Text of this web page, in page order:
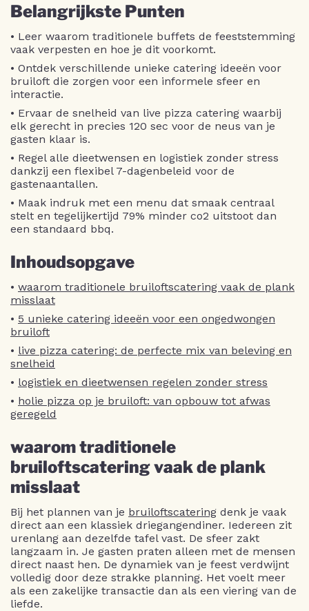
Belangrijkste Punten
• Leer waarom traditionele buffets de feeststemming
vaak verpesten en hoe je dit voorkomt.
• Ontdek verschillende unieke catering ideeën voor
bruiloft die zorgen voor een informele sfeer en
interactie.
• Ervaar de snelheid van live pizza catering waarbij
elk gerecht in precies 120 sec voor de neus van je
gasten klaar is.
• Regel alle dieetwensen en logistiek zonder stress
dankzij een flexibel 7-dagenbeleid voor de
gastenaantallen.
• Maak indruk met een menu dat smaak centraal
stelt en tegelijkertijd 79% minder co2 uitstoot dan
een standaard bbq.
Inhoudsopgave
• waarom traditionele bruiloftscatering vaak de plank
misslaat
• 5 unieke catering ideeën voor een ongedwongen
bruiloft
• live pizza catering: de perfecte mix van beleving en
snelheid
• logistiek en dieetwensen regelen zonder stress
• holie pizza op je bruiloft: van opbouw tot afwas
geregeld
waarom traditionele
bruiloftscatering vaak de plank
misslaat
Bij het plannen van je bruiloftscatering denk je vaak
direct aan een klassiek driegangendiner. Iedereen zit
urenlang aan dezelfde tafel vast. De sfeer zakt
langzaam in. Je gasten praten alleen met de mensen
direct naast hen. De dynamiek van je feest verdwijnt
volledig door deze strakke planning. Het voelt meer
als een zakelijke transactie dan als een viering van de
liefde.